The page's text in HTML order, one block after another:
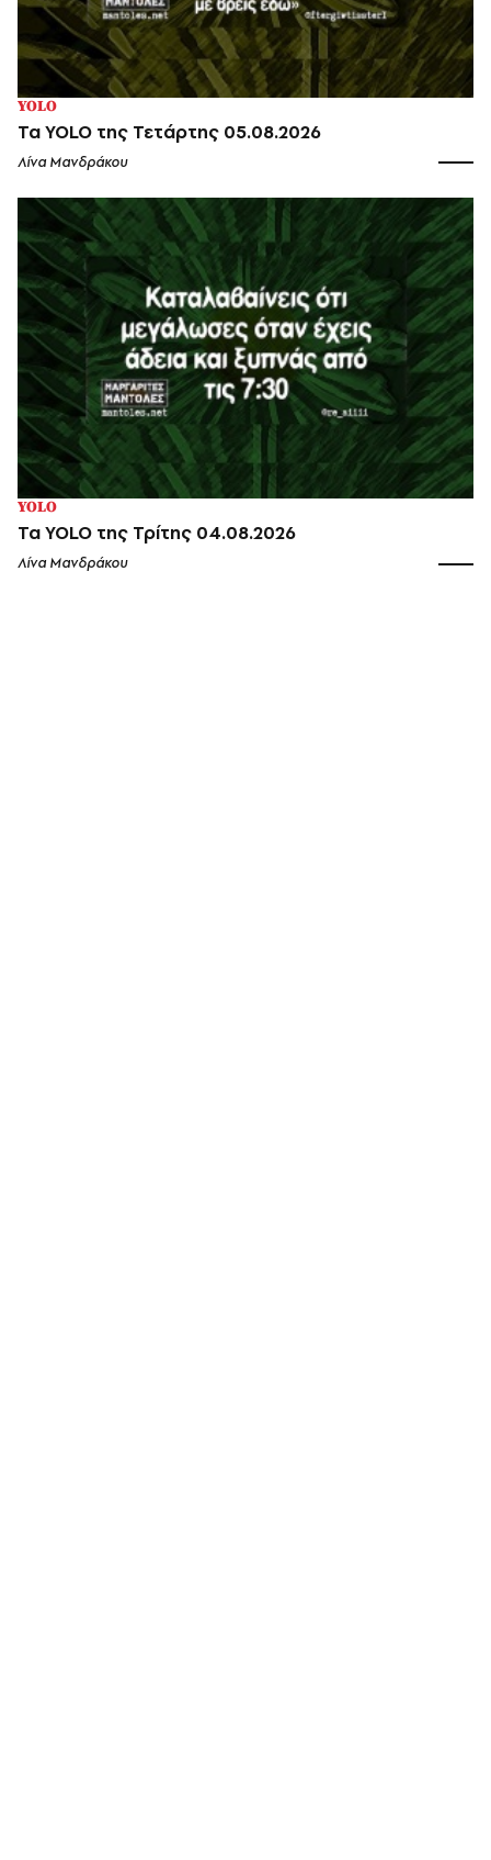
YOLO
Τα YOLO της Τετάρτης 05.08.2026
Λίνα Μανδράκου
YOLO
Τα YOLO της Τρίτης 04.08.2026
Λίνα Μανδράκου